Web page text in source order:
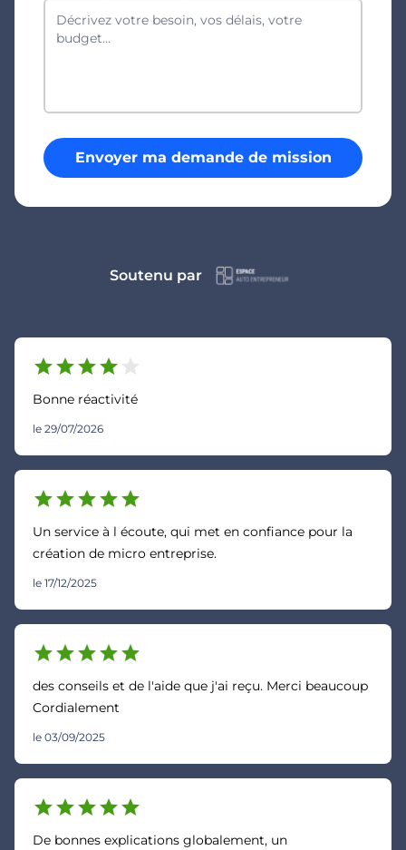
Envoyer ma demande de mission
Soutenu par
starstarstarstar star
Bonne réactivité
le 29/07/2026
starstarstarstarstar
Un service à l écoute, qui met en confiance pour la
création de micro entreprise.
le 17/12/2025
starstarstarstarstar
des conseils et de l'aide que j'ai reçu. Merci beaucoup
Cordialement
le 03/09/2025
starstarstarstarstar
De bonnes explications globalement, un